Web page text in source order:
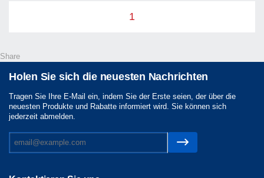
1
Share
Holen Sie sich die neuesten Nachrichten
Tragen Sie Ihre E-Mail ein, indem Sie der Erste seien, der über die
neuesten Produkte und Rabatte informiert wird. Sie können sich
jederzeit abmelden.